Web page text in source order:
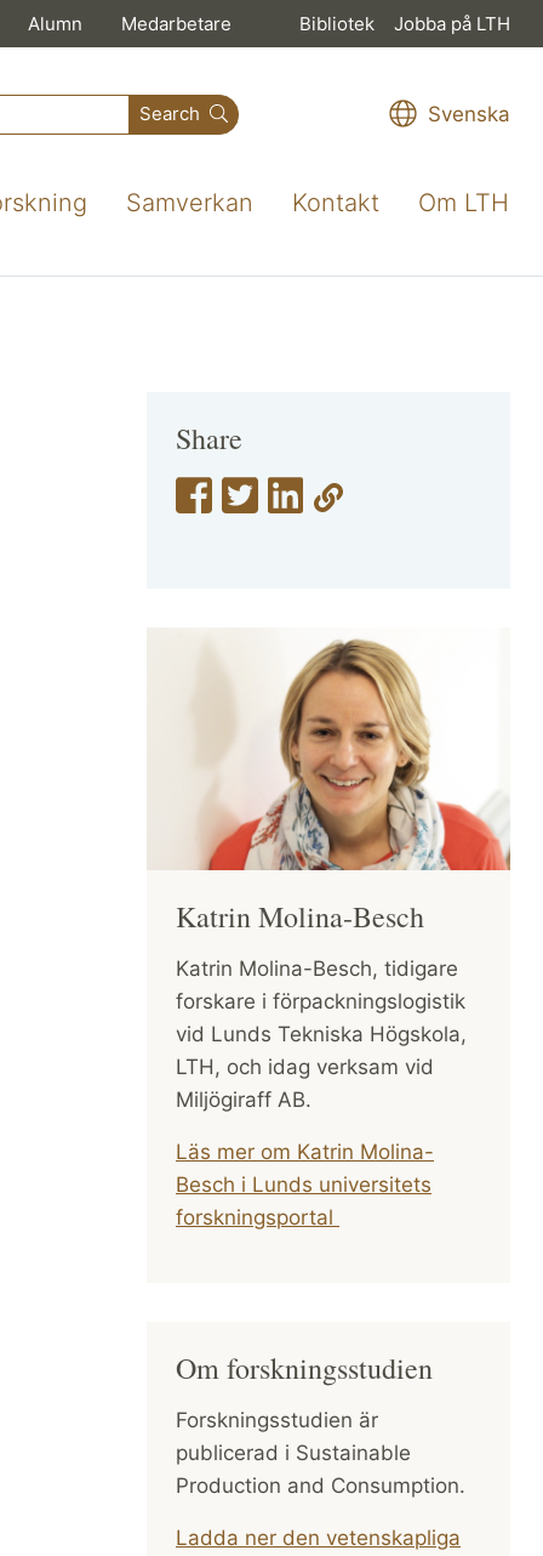
Alumn Medarbetare Bibliotek Jobba på LTH
Search Svenska
Samverkan Kontakt Om LTH
Share
Katrin Molina-Besch
Katrin Molina-Besch, tidigare
forskare i förpackningslogistik
vid Lunds Tekniska Högskola,
LTH, och idag verksam vid
Miljögiraff AB.
Läs mer om Katrin Molina-
Besch i Lunds universitets
forskningsportal
Om forskningsstudien
Forskningsstudien är
publicerad i Sustainable
Production and Consumption.
Ladda ner den vetenskapliga